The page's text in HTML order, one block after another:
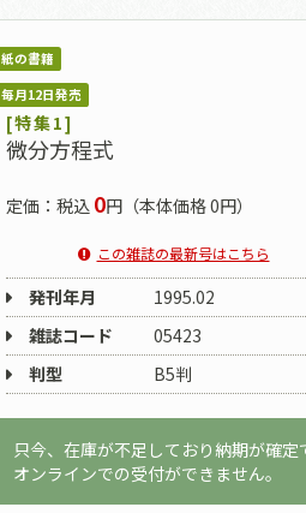
紙の書籍
毎月12日発売
[特集1]
微分方程式
定価：税込 0円（本体価格 0円）
この雑誌の最新号はこちら
発刊年月
1995.02
雑誌コード
05423
判型
B5判
只今、在庫が不足しており納期が確定
オンラインでの受付ができません。